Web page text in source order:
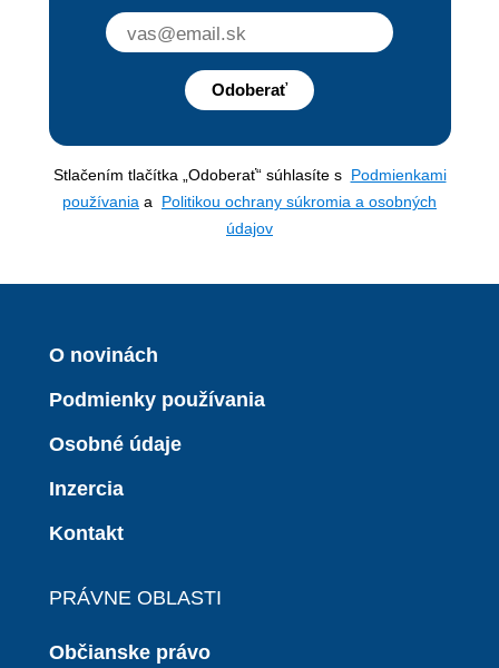
Odoberať
Stlačením tlačítka „Odoberať“ súhlasíte s Podmienkami
používania a Politikou ochrany súkromia a osobných
údajov
O novinách
Podmienky používania
Osobné údaje
Inzercia
Kontakt
PRÁVNE OBLASTI
Občianske právo